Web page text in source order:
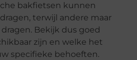
bakfietsen kunnen
terwijl andere maar
Bekijk dus goed
zijn en welke het
specifieke behoeften.